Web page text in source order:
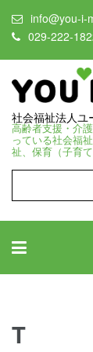
info@you-i-
029-222-
社会福祉法人ユ
高齢者支援・介
っている社会福
祉、保育（子育
T